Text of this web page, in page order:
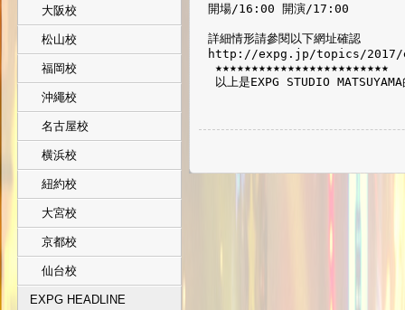
大阪校
松山校
福岡校
沖繩校
名古屋校
横浜校
紐約校
大宮校
京都校
仙台校
EXPG HEADLINE
開場/16:00 開演/17:00
詳細情形請參閱以下網址確認
http://expg.jp/topics/2017/
★★★★★★★★★★★★★★★★★★★★★★★★
以上是EXPG STUDIO